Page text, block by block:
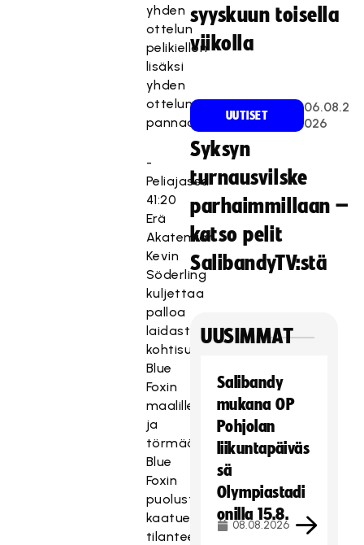
yhden
ottelun
pelikiellon
lisäksi
yhden
ottelun
pannaan.
-
Peliajassa
41:20
Erä
Akatemian
Kevin
Söderling
kuljettaa
palloa
laidasta
kohtisuoraan
Blue
Foxin
maalille
ja
törmää
Blue
Foxin
puolustajaan
kaatuen
tilanteen
syyskuun toisella
viikolla
UUTISET
06.08.2
026
Syksyn
turnausvilske
parhaimmillaan –
katso pelit
SalibandyTV:stä
UUSIMMAT
Salibandy
mukana OP
Pohjolan
liikuntapäiväs
sä
Olympiastadi
onilla 15.8.
08.08.2026